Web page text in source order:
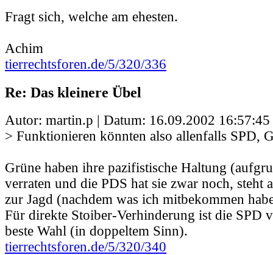
Fragt sich, welche am ehesten.
Achim
tierrechtsforen.de/5/320/336
Re: Das kleinere Übel
Autor: martin.p | Datum: 16.09.2002 16:57:45
> Funktionieren könnten also allenfalls SPD,
Grüne haben ihre pazifistische Haltung
verraten und die PDS hat sie zwar noch, steht
zur Jagd (nachdem was ich mitbekommen
Für direkte Stoiber-Verhinderung ist die SPD
beste Wahl (in doppeltem Sinn).
tierrechtsforen.de/5/320/340